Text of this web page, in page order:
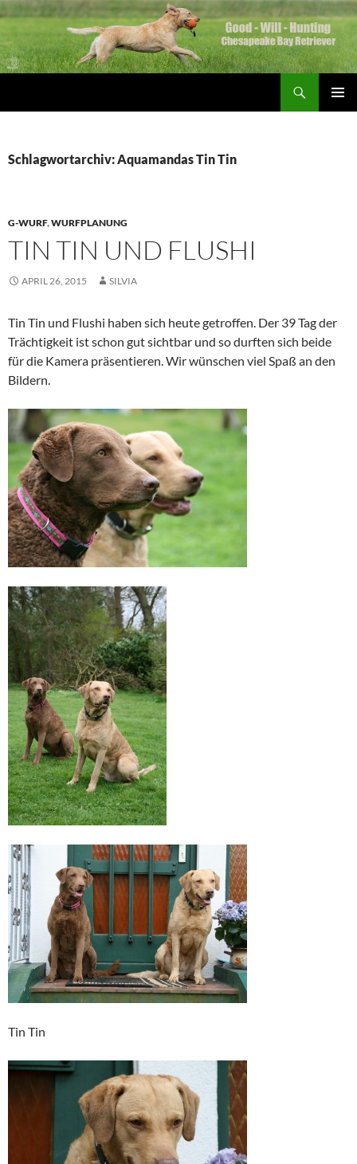
Zum
springen
Schlagwortarchiv: Aquamandas Tin Tin
G-WURF,WURFPLANUNG
TIN TIN UND FLUSHI
APRIL 26, 2015 SILVIA
Tin Tin und Flushi haben sich heute getroffen. Der 39 Tag der
Trächtigkeit ist schon gut sichtbar und so durften sich beide
für die Kamera präsentieren. Wir wünschen viel Spaß an den
Bildern.
Tin Tin